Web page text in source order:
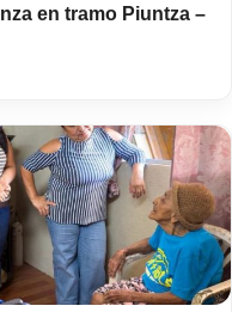
en tramo Piuntza –